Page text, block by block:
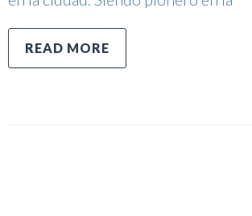
READ MORE